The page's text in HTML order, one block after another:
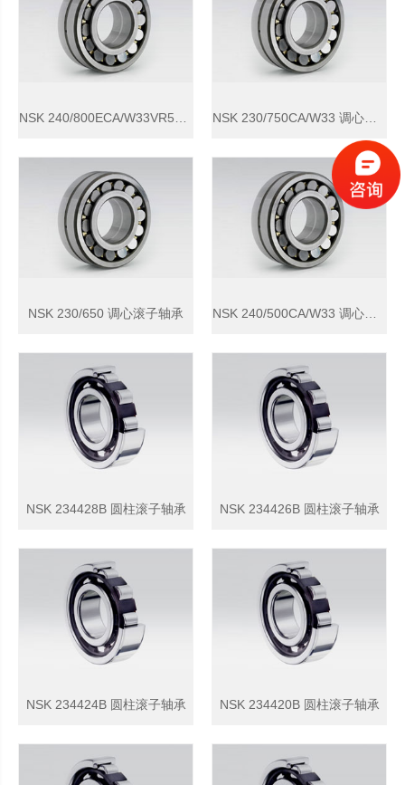
NSK 230/650 调心滚子轴承
NSK 234428B 圆柱滚子轴承 NSK 234426B 圆柱滚子轴承
NSK 234424B 圆柱滚子轴承 NSK 234420B 圆柱滚子轴承